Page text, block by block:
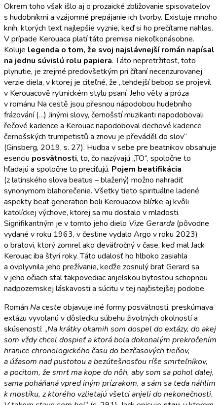
Okrem toho však išlo aj o prozaické zbližovanie spisovateľov
s hudobníkmi a vzájomné prepájanie ich tvorby. Existuje mnoho
kníh, ktorých text najlepšie vyznie, keď si ho prečítame nahlas.
V prípade Kerouaca platí táto premisa niekoľkonásobne.
Koluje legenda o tom, že svoj najslávnejší román napísal
na jednu súvislú rolu papiera. Táto nepretržitosť, toto
plynutie, je zrejmé predovšetkým pri čítaní necenzurovanej
verzie diela, v ktorej je citeľné, že „tehdejší bebop se projevil
v Kerouacově rytmickém stylu psaní. Jeho věty a próza
v románu Na cestě jsou přesnou nápodobou hudebního
frázování (…) Jinými slovy, černošstí muzikanti napodobovali
řečové kadence a Kerouac napodoboval dechové kadence
černošských trumpetistů a znovu je převáděl do slov“
(Ginsberg, 2019, s. 27). Hudba v sebe pre beatnikov obsahuje
esenciu posvätnosti, to, čo nazývajú „TO“, spoločne to
hľadajú a spoločne to preciťujú. Pojem beatifikácia
(z latinského slova beatus – blažený) možno nahradiť
synonymom blahorečenie. Všetky tieto spirituálne ladené
aspekty beat generation boli Kerouacovi blízke aj kvôli
katolíckej výchove, ktorej sa mu dostalo v mladosti.
Signifikantným je v tomto jeho dielo Vize Gerarda (pôvodne
vydané v roku 1963, v čestine vydalo Argo v roku 2023)
o bratovi, ktorý zomrel ako deväťročný v čase, keď mal Jack
Kerouac iba štyri roky. Táto udalosť ho hlboko zasiahla
a ovplyvnila jeho prežívanie, keďže zosnulý brat Gerard sa
v jeho očiach stal takpovediac anjelskou bytosťou schopnou
nadpozemskej láskavosti a súcitu v tej najčistejšej podobe.
Román Na ceste objavuje iné formy posvätnosti, preskúmava
extázu vyvolanú v dôsledku súbehu životných okolností a
skúseností: „Na krátky okamih som dospel do extázy, do akej
som vždy chcel dospieť a ktorá bola dokonalým prekročením
hranice chronologického času do bezčasových tieňov,
a úžasom nad pustotou a bezútešnosťou ríše smrteľníkov,
a pocitom, že smrť ma kope do nôh, aby som sa pohol ďalej,
sama poháňaná vpred iným prízrakom, a sám sa teda náhlim
k mostíku, z ktorého vzlietajú všetci anjeli do nekonečnosti.